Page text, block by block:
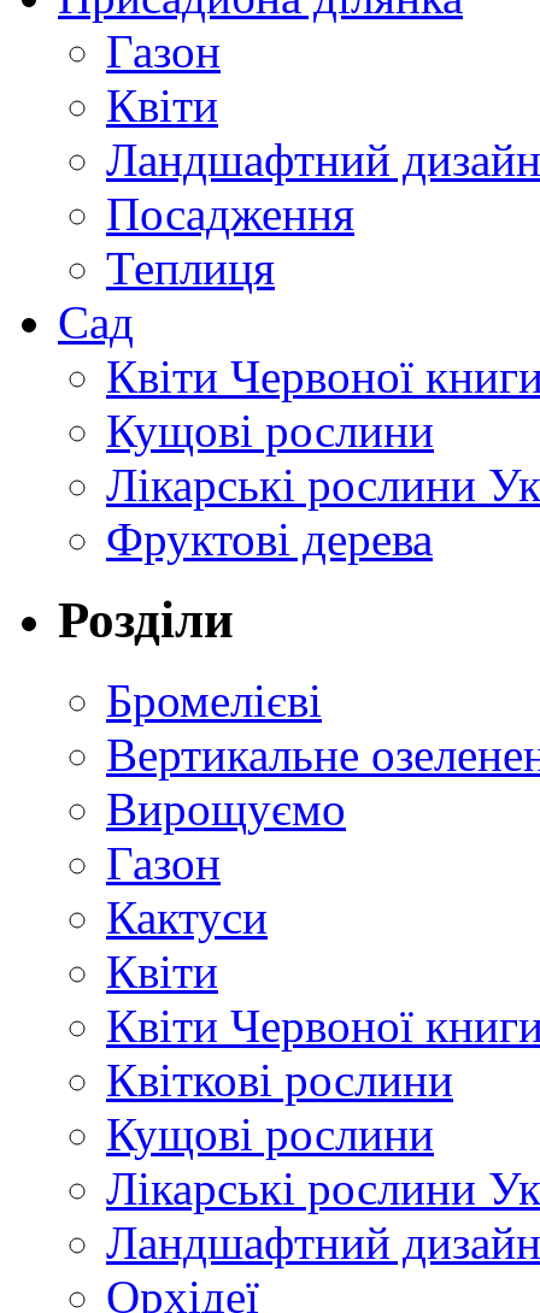
Газон
Квіти
Ландшафтний дизайн
Посадження
Теплиця
Сад
Квіти Червоної
Кущові рослини
Лікарські рослини
Фруктові дерева
Розділи
Бромелієві
Вертикальне
Вирощуємо
Газон
Кактуси
Квіти
Квіти Червоної
Квіткові рослини
Кущові рослини
Лікарські рослини
Ландшафтний дизайн
Орхідеї